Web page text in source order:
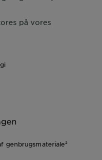
på vores
genbrugsmateriale²